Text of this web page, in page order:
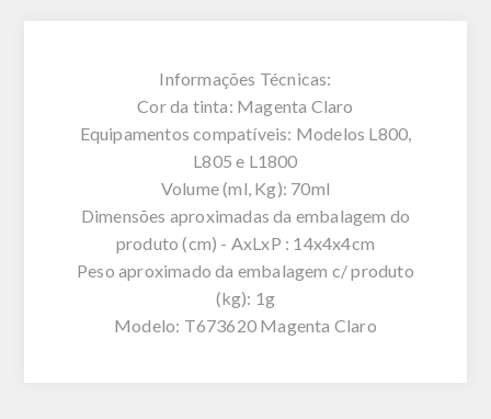
Informações Técnicas:
Cor da tinta: Magenta Claro
Equipamentos compatíveis: Modelos L800,
L805 e L1800
Volume (ml, Kg): 70ml
Dimensões aproximadas da embalagem do
produto (cm) - AxLxP : 14x4x4cm
Peso aproximado da embalagem c/ produto
(kg): 1g
Modelo: T673620 Magenta Claro